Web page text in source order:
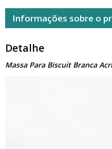
Informações sobre o
Detalhe
Massa Para Biscuit Branca